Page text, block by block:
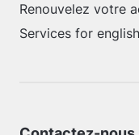
Renouvelez votre
Services for